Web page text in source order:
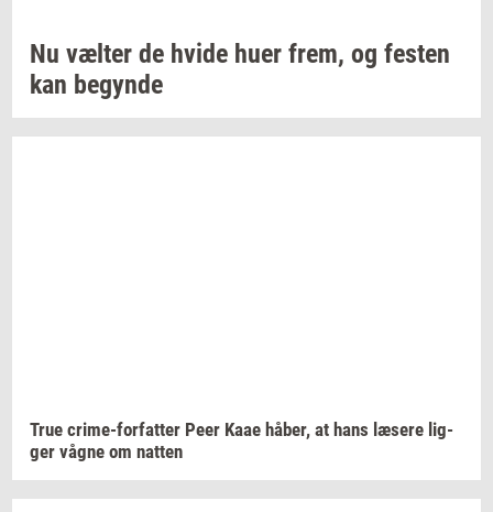
Nu væl­ter de hvide huer frem, og fe­sten
kan be­gyn­de
True crime-​forfatter Peer Kaae håber, at hans læ­se­re lig­
ger vågne om nat­ten